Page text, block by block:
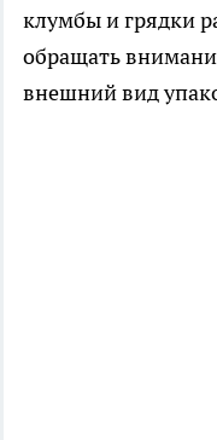
клумбы и грядки
обращать
внешний вид